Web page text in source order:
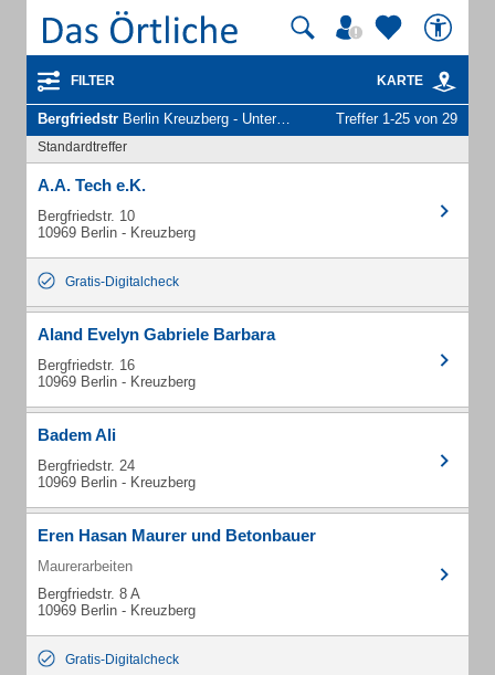
FILTER KARTE
Bergfriedstr Berlin Kreuzberg - Unternehmen und Personen Treffer 1-25 von 29
Standardtreffer
A.A. Tech e.K.
Bergfriedstr. 10
10969 Berlin - Kreuzberg
Gratis-Digitalcheck
Aland Evelyn Gabriele Barbara
Bergfriedstr. 16
10969 Berlin - Kreuzberg
Badem Ali
Bergfriedstr. 24
10969 Berlin - Kreuzberg
Eren Hasan Maurer und Betonbauer
Maurerarbeiten
Bergfriedstr. 8 A
10969 Berlin - Kreuzberg
Gratis-Digitalcheck